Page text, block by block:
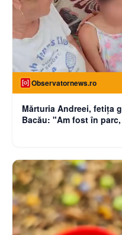
Observatornews.ro
Mărturia Andreei, fetiţa
Bacău: "Am fost în